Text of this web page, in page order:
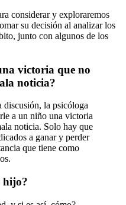
considerar y exploraremos
su decisión al analizar los
junto con algunos de los
victoria que no
noticia?
discusión, la psicóloga
a un niño una victoria
noticia. Solo hay que
a ganar y perder
que tiene como
hijo?